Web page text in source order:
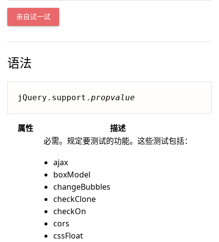
亲自试一试
语法
jQuery.support. propvalue
属性 描述
必需。规定要测试的功能。这些测试包括：
ajax
boxModel
changeBubbles
checkClone
checkOn
cors
cssFloat